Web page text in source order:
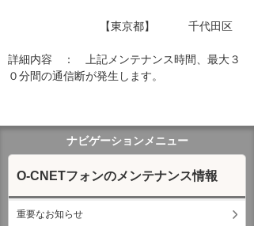
【東京都】　　　千代田区
詳細内容　：　上記メンテナンス時間、最大３
０分間の通信断が発生します。
ナビゲーションメニュー
O-CNETフォンのメンテナンス情報
重要なお知らせ